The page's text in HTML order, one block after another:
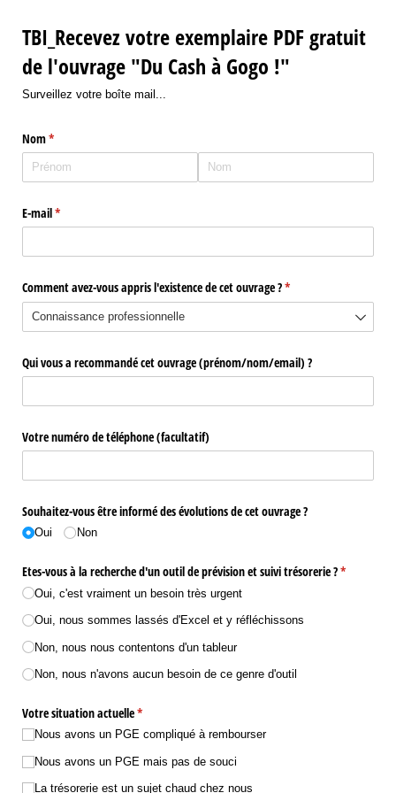
TBI_Recevez votre exemplaire PDF gratuit
de l'ouvrage "Du Cash à Gogo !"
Surveillez votre boîte mail...
Nom*
(requis)
E-mail*
(requis)
Comment avez-vous appris l'existence de cet ouvrage ?*
(requis)
Qui vous a recommandé cet ouvrage (prénom/​nom/​email) ?
Votre numéro de téléphone (facultatif)
Souhaitez-vous être informé des évolutions de cet ouvrage ?
Oui Non
Etes-vous à la recherche d'un outil de prévision et suivi trésorerie ?*
(requis)
Oui, c'est vraiment un besoin très urgent
Oui, nous sommes lassés d'Excel et y réfléchissons
Non, nous nous contentons d'un tableur
Non, nous n'avons aucun besoin de ce genre d'outil
Votre situation actuelle*
(requis)
Nous avons un PGE compliqué à rembourser
Nous avons un PGE mais pas de souci
La trésorerie est un sujet chaud chez nous